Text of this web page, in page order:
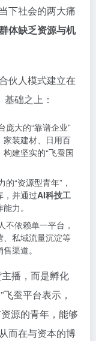
下社会的两大痛
体缺乏资源与机
伙人模式建立在
基础之上：
庞大的“靠谱企业”
家装建材、日用百
建坚实的“飞蚕国
的“资源型青年”，
，并通过AI科技工
力。
不依赖单一平台，
、私域流量沉淀等
渠道。
播，而是孵化
蚕平台表示，
源的青年，能够
而在与资本的博